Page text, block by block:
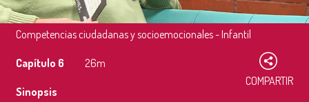
Competencias ciudadanas y socioemocionales - Infantil
Capítulo 6
26m
COMPARTIR
Sinopsis